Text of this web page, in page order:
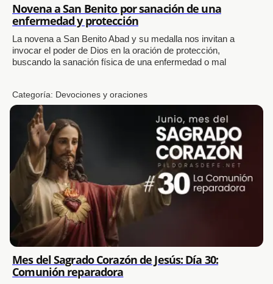
Novena a San Benito por sanación de una
enfermedad y protección
La novena a San Benito Abad y su medalla nos invitan a
invocar el poder de Dios en la oración de protección,
buscando la sanación física de una enfermedad o mal
Categoría: Devociones y oraciones
Mes del Sagrado Corazón de Jesús: Día 30:
Comunión reparadora